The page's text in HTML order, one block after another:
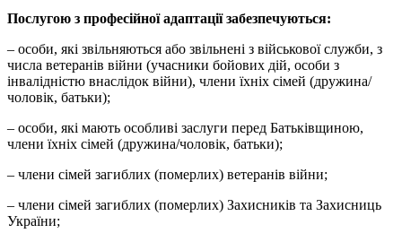
Послугою з професійної адаптації забезпечуються:
– особи, які звільняються або звільнені з військової служби, з
числа ветеранів війни (учасники бойових дій, особи з
інвалідністю внаслідок війни), члени їхніх сімей (дружина/
чоловік, батьки);
– особи, які мають особливі заслуги перед Батьківщиною,
члени їхніх сімей (дружина/чоловік, батьки);
– члени сімей загиблих (померлих) ветеранів війни;
– члени сімей загиблих (померлих) Захисників та Захисниць
України;